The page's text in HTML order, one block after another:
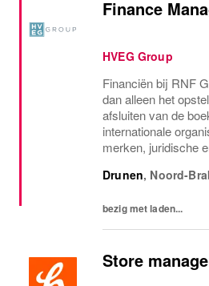
Finance
HVEG Group
Financiën bij RNF
dan alleen het
afsluiten van de
internationale
merken, juridische
afdeling een
Drunen, Noord-
bezig met laden...
Store